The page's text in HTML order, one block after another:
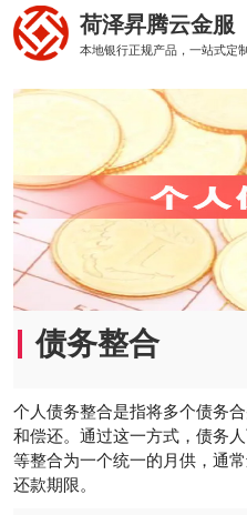
荷泽昇腾云金服
本地银行正规产品，一站式定
债务整合
个人债务整合是指将多个债务
和偿还。通过这一方式，债务
等整合为一个统一的月供，通
还款期限。